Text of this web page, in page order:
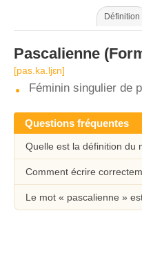
Définition
Pascalienne
[pas.ka.ljɛn]
Féminin singulier de
Questions fréquentes
Quelle est la définition du
Comment écrire
Le mot « pascalienne »